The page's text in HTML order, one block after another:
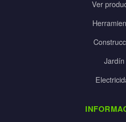
Ver
Jardín